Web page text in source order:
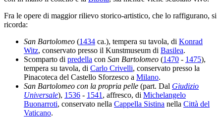
Fra le opere di maggior rilievo storico-artistico, che lo raffigurano, si
ricorda:
San Bartolomeo (1434 ca.), tempera su tavola, di Konrad
Witz, conservato presso il Kunstmuseum di Basilea.
Scomparto di predella con San Bartolomeo (1470 - 1475),
tempera su tavola, di Carlo Crivelli, conservato presso la
Pinacoteca del Castello Sforzesco a Milano.
San Bartolomeo con la propria pelle (part. Dal Giudizio
Universale), 1536 - 1541, affresco, di Michelangelo
Buonarroti, conservato nella Cappella Sistina nella Città del
Vaticano.